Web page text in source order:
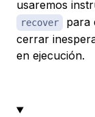
usaremos
recover
para
cerrar
en ejecución.